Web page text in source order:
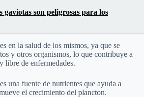
gaviotas son peligrosas para los
en la salud de los mismos, ya que se
y otros organismos, lo que contribuye a
libre de enfermedades.
una fuente de nutrientes que ayuda a
el crecimiento del plancton.